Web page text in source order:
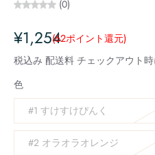
(0)
¥1,254
(62ポイント還元)
税込み 配送料 チェックアウト時
色
#1 すけすけぴんく
#2 オラオラオレンジ